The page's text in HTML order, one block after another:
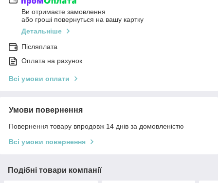
Ви отримаєте замовлення
або гроші повернуться на вашу картку
Детальніше
Післяплата
Оплата на рахунок
Всі умови оплати
Умови повернення
Повернення товару впродовж 14 днів за домовленістю
Всі умови повернення
Подібні товари компанії